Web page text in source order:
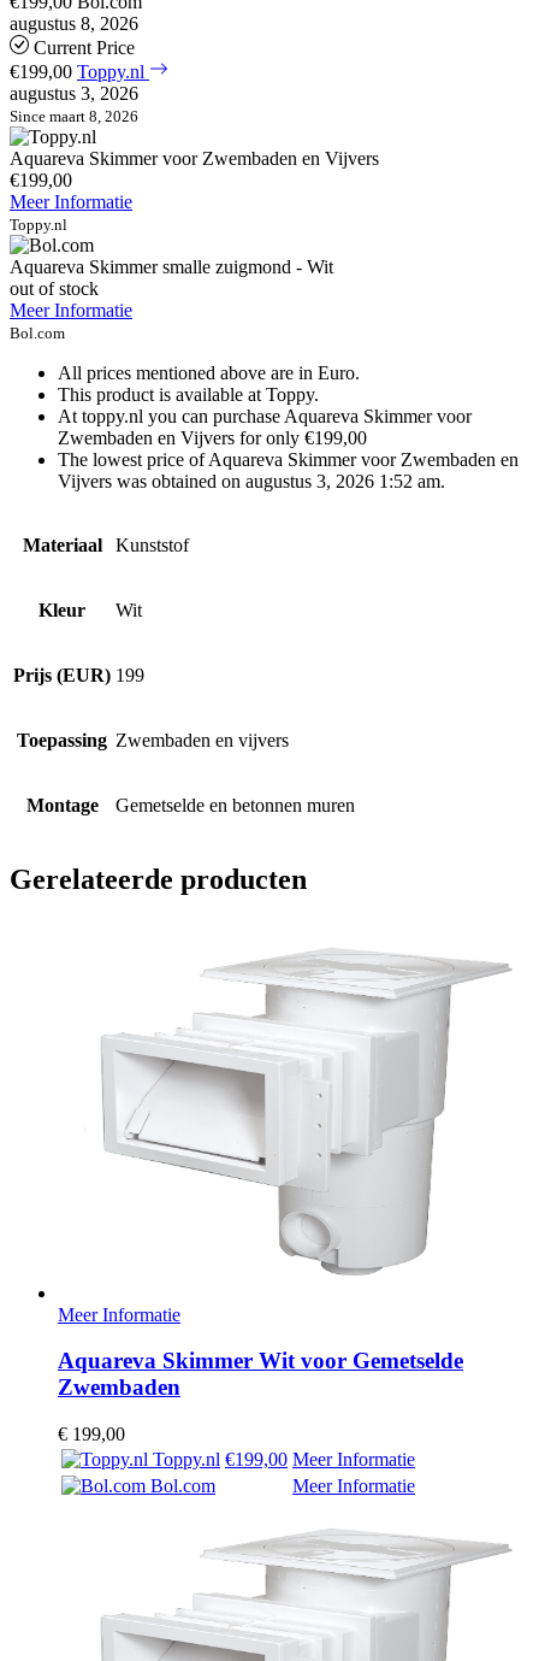
augustus 8, 2026
Current Price
€199,00 Toppy.nl
augustus 3, 2026
Since maart 8, 2026
Aquareva Skimmer voor Zwembaden en Vijvers
€199,00
Meer Informatie
Toppy.nl
Aquareva Skimmer smalle zuigmond - Wit
out of stock
Meer Informatie
Bol.com
All prices mentioned above are in Euro.
This product is available at Toppy.
At toppy.nl you can purchase Aquareva Skimmer voor
Zwembaden en Vijvers for only €199,00
The lowest price of Aquareva Skimmer voor Zwembaden en
Vijvers was obtained on augustus 3, 2026 1:52 am.
Materiaal Kunststof
Kleur Wit
Prijs (EUR) 199
Toepassing Zwembaden en vijvers
Montage Gemetselde en betonnen muren
Gerelateerde producten
Meer Informatie
Aquareva Skimmer Wit voor Gemetselde
Zwembaden
€ 199,00
Toppy.nl €199,00 Meer Informatie
Bol.com
Meer Informatie